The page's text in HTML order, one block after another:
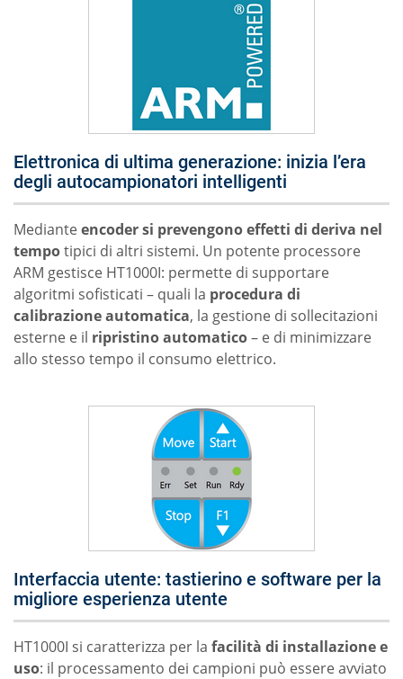
Elettronica di ultima generazione: inizia l’era
degli autocampionatori intelligenti
Medianteencodersi prevengono effetti di deriva nel
tempotipici di altri sistemi. Un potente processore
ARM gestisce HT1000I: permette di supportare
algoritmi sofisticati – quali la procedura di
calibrazione automatica, la gestione di sollecitazioni
esterne e il ripristino automatico– e di minimizzare
allo stesso tempo il consumo elettrico.
Interfaccia utente: tastierino e software per la
migliore esperienza utente
HT1000I si caratterizza per la facilità di installazione e
uso: il processamento dei campioni può essere avviato